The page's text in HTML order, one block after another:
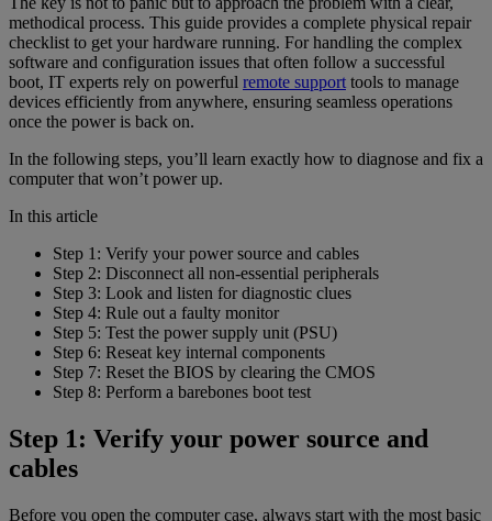
methodical process. This guide provides a complete physical repair
checklist to get your hardware running. For handling the complex
software and configuration issues that often follow a successful
boot, IT experts rely on powerful remote support tools to manage
devices efficiently from anywhere, ensuring seamless operations
once the power is back on.
In the following steps, you’ll learn exactly how to diagnose and fix a
computer that won’t power up.
In this article
Step 1: Verify your power source and cables
Step 2: Disconnect all non-essential peripherals
Step 3: Look and listen for diagnostic clues
Step 4: Rule out a faulty monitor
Step 5: Test the power supply unit (PSU)
Step 6: Reseat key internal components
Step 7: Reset the BIOS by clearing the CMOS
Step 8: Perform a barebones boot test
Step 1: Verify your power source and
cables
Before you open the computer case, always start with the most basic